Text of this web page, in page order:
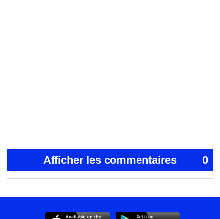
Afficher les commentaires 0